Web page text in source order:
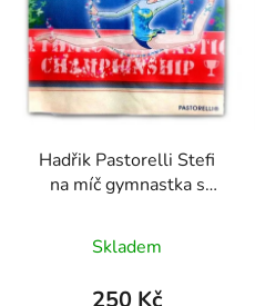
Hadřik Pastorelli Stefi
na míč gymnastka s
Skladem